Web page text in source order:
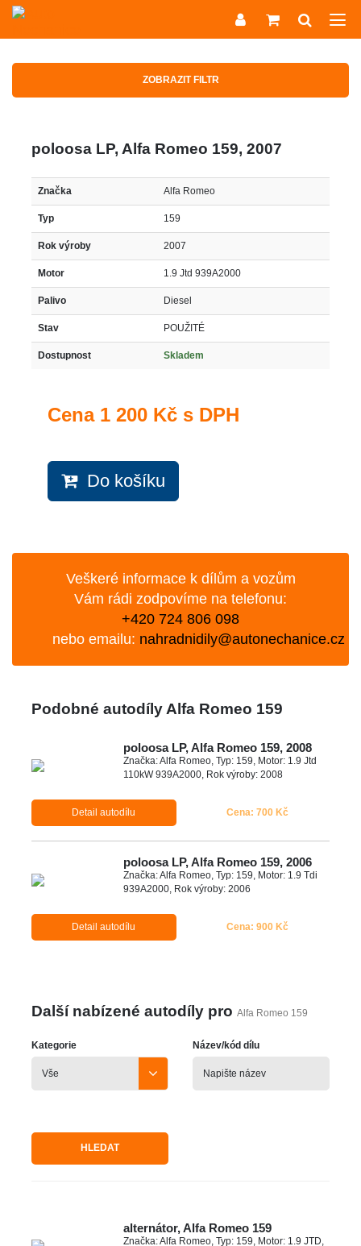
ZOBRAZIT FILTR
poloosa LP, Alfa Romeo 159, 2007
Značka Alfa Romeo
Typ 159
Rok výroby 2007
Motor 1.9 Jtd 939A2000
Palivo Diesel
Stav POUŽITÉ
Dostupnost Skladem
Cena 1 200 Kč s DPH
Do košíku
Veškeré informace k dílům a vozům
Vám rádi zodpovíme na telefonu:
+420 724 806 098
nebo emailu: nahradnidily@autonechanice.cz
Podobné autodíly Alfa Romeo 159
poloosa LP, Alfa Romeo 159, 2008
Značka: Alfa Romeo, Typ: 159, Motor: 1.9 Jtd
110kW 939A2000, Rok výroby: 2008
Detail autodílu Cena: 700 Kč
poloosa LP, Alfa Romeo 159, 2006
Značka: Alfa Romeo, Typ: 159, Motor: 1.9 Tdi
939A2000, Rok výroby: 2006
Detail autodílu Cena: 900 Kč
Další nabízené autodíly pro Alfa Romeo 159
Kategorie Název/kód dílu
HLEDAT
alternátor, Alfa Romeo 159
Značka: Alfa Romeo, Typ: 159, Motor: 1.9 JTD,